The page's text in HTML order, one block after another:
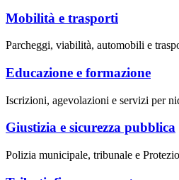
Mobilità e trasporti
Parcheggi, viabilità, automobili e
Educazione e formazione
Iscrizioni, agevolazioni e servizi per
Giustizia e sicurezza pubblica
Polizia municipale, tribunale e